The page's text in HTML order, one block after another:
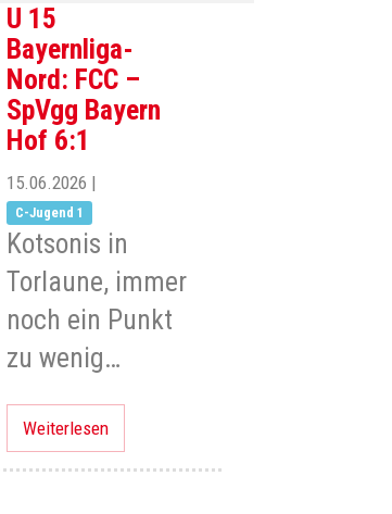
U 15
Bayernliga-
Nord: FCC –
SpVgg Bayern
Hof 6:1
15.06.2026 |
C-Jugend 1
Kotsonis in
Torlaune, immer
noch ein Punkt
zu wenig…
Weiterlesen